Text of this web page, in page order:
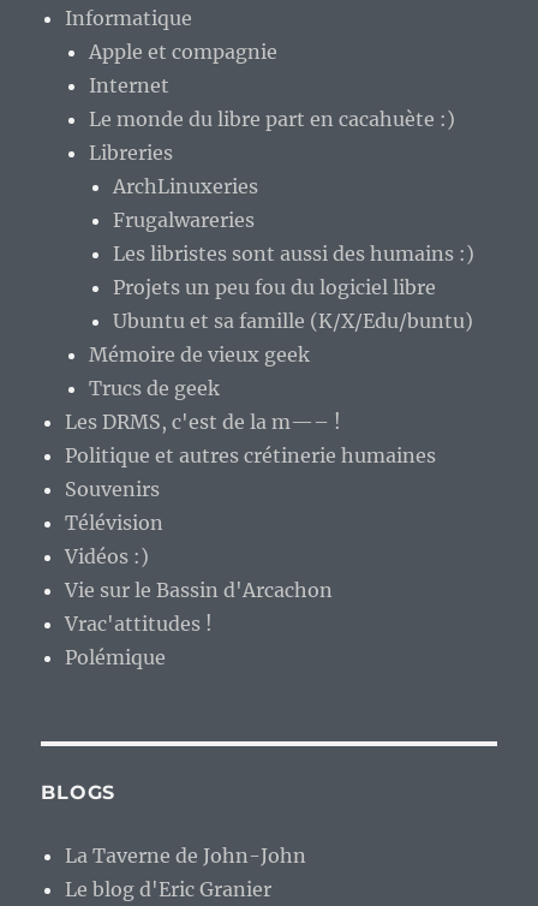
Informatique
Apple et compagnie
Internet
Le monde du libre part en cacahuète :)
Libreries
ArchLinuxeries
Frugalwareries
Les libristes sont aussi des humains :)
Projets un peu fou du logiciel libre
Ubuntu et sa famille (K/X/Edu/buntu)
Mémoire de vieux geek
Trucs de geek
Les DRMS, c'est de la m—– !
Politique et autres crétinerie humaines
Souvenirs
Télévision
Vidéos :)
Vie sur le Bassin d'Arcachon
Vrac'attitudes !
Polémique
BLOGS
La Taverne de John-John
Le blog d'Eric Granier